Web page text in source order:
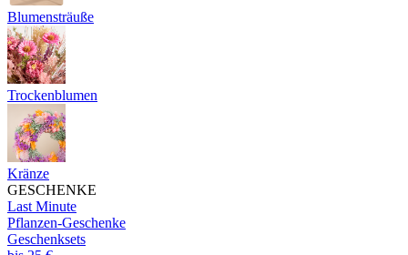
Blumensträuße
Trockenblumen
Kränze
GESCHENKE
Last Minute
Pflanzen-Geschenke
Geschenksets